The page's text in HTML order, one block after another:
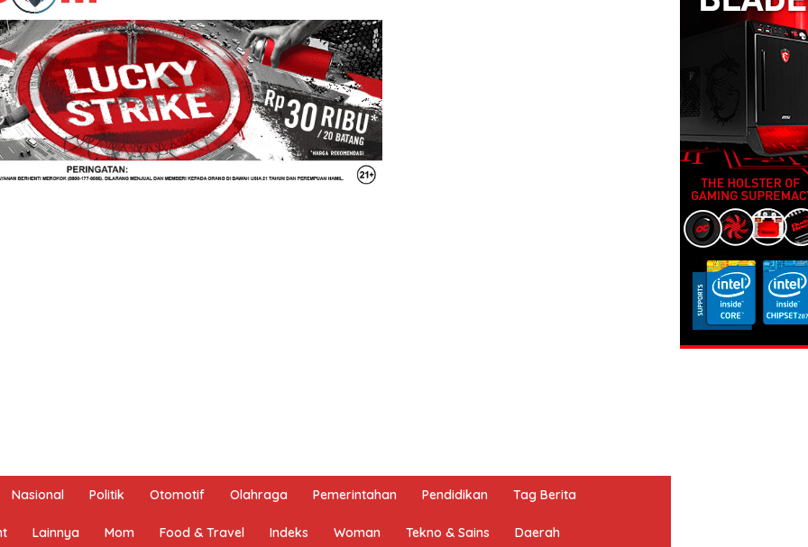
Nasional Politik Otomotif Olahraga Pemerintahan Pendidikan Tag Berita
Lainnya Mom Food & Travel Indeks Woman Tekno & Sains Daerah